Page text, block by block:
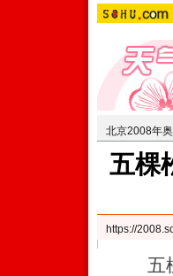
北京2008年
五棵
https://
五棵